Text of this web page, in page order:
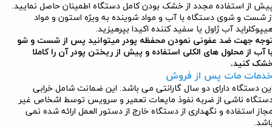
از استفاده مجدد از خشک بودن کامل دستگاه اطمینان حاصل نمایید.
شست و شوی دستگاه با آب و مواد شوینده به ویژه استون و مواد
آب ژاول یا سفید کننده اکیدا بپرهیزید.
جهت ضد عفونی نمودن محفظه پودر میتوانید پس از شست و شو
آب از محلول های الکلی استفاده و پیش از ریختن پودر آن را کاملا
کنید.
مات پس از فروش
دستگاه دارای دو سال گارانتی می باشد. این ضمانت شامل خرابی
ناشی از ضربه نفوذ مایعات تعمیر و سرویس توسط اشخاص غیر
استفاده و نگهداری از دستگاه خارج از دستور العمل ارائه شده نمی